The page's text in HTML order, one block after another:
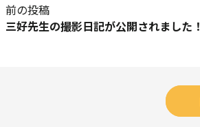
前の投稿